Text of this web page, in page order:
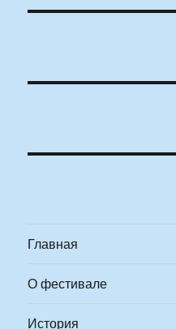
Главная
О фестивале
История